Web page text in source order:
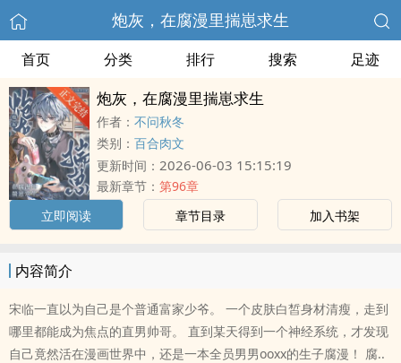
炮灰，在腐漫里揣崽求生
首页 分类 排行 搜索 足迹
炮灰，在腐漫里揣崽求生
作者： 不问秋冬
类别： 百合肉文
更新时间： 2026-06-03 15:15:19
最新章节： 第96章
立即阅读
章节目录 加入书架
内容简介
宋临一直以为自己是个普通富家少爷。 一个皮肤白皙身材清瘦，走到
哪里都能成为焦点的直男帅哥。 直到某天得到一个神经系统，才发现
自己竟然活在漫画世界中，还是一本全员男男ooxx的生子腐漫！ 腐..